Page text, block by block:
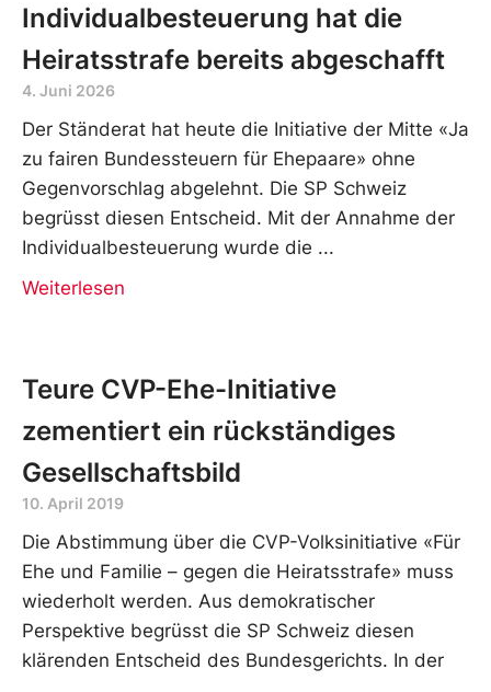
Individualbesteuerung hat die
Heiratsstrafe bereits abgeschafft
4. Juni 2026
Der Ständerat hat heute die Initiative der Mitte «Ja
zu fairen Bundessteuern für Ehepaare» ohne
Gegenvorschlag abgelehnt. Die SP Schweiz
begrüsst diesen Entscheid. Mit der Annahme der
Individualbesteuerung wurde die
Weiterlesen
Teure CVP-Ehe-Initiative
zementiert ein rückständiges
Gesellschaftsbild
10. April 2019
Die Abstimmung über die CVP-Volksinitiative «Für
Ehe und Familie – gegen die Heiratsstrafe» muss
wiederholt werden. Aus demokratischer
Perspektive begrüsst die SP Schweiz diesen
klärenden Entscheid des Bundesgerichts. In der